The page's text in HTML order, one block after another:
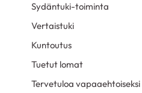
Sydäntuki-toiminta
Vertaistuki
Kuntoutus
Tuetut lomat
Tervetuloa vapaaehtoiseksi